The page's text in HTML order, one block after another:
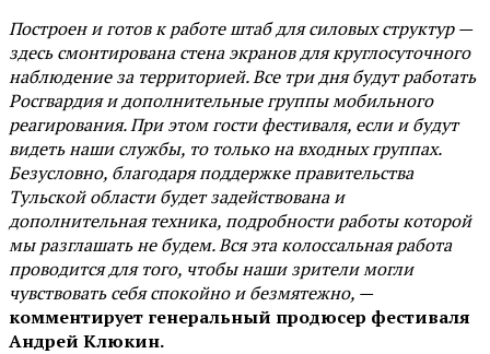
Построен и готов к работе штаб для силовых структур —
здесь смонтирована стена экранов для круглосуточного
наблюдение за территорией. Все три дня будут работать
Росгвардия и дополнительные группы мобильного
реагирования. При этом гости фестиваля, если и будут
видеть наши службы, то только на входных группах.
Безусловно, благодаря поддержке правительства
Тульской области будет задействована и
дополнительная техника, подробности работы которой
мы разглашать не будем. Вся эта колоссальная работа
проводится для того, чтобы наши зрители могли
чувствовать себя спокойно и безмятежно, —
комментирует генеральный продюсер фестиваля
Андрей Клюкин.